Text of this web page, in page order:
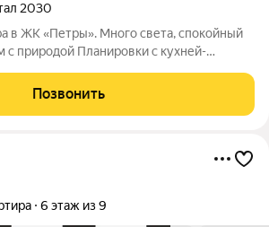
2030
в ЖК «Петры». Много света, спокойный
с природой Планировки с кухней-
высота потолков, панорамное
светло, просторно
Позвонить
6 этаж из 9